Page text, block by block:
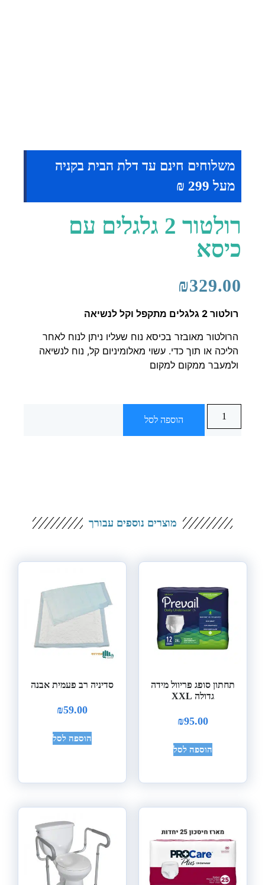
משלוחים חינם עד דלת הבית בקניה
מעל 299 ₪
רולטור 2 גלגלים עם
כיסא
₪329.00
רולטור 2 גלגלים מתקפל וקל לנשיאה
הרולטור מאובזר בכיסא נוח שעליו ניתן לנוח לאחר
הליכה או תוך כדי. עשוי מאלומיניום קל, נוח לנשיאה
ולמעבר ממקום למקום
הוספה לסל
מוצרים נוספים עבורך
תחתון סופג פריוול מידה
גדולה XXL
₪95.00
הוספה לסל
סדיניה רב פעמית אבנה
₪59.00
הוספה לסל